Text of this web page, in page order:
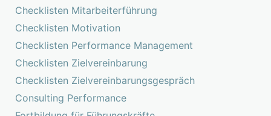
Checklisten Mitarbeiterführung
Checklisten Motivation
Checklisten Performance Management
Checklisten Zielvereinbarung
Checklisten Zielvereinbarungsgespräch
Consulting Performance